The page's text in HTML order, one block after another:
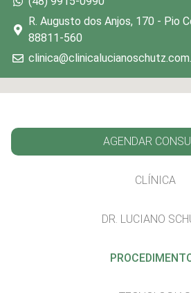
R. Augusto dos Anjos, 170 - Pio
88811-560
AGENDAR
CLÍNICA
DR. LUCIANO